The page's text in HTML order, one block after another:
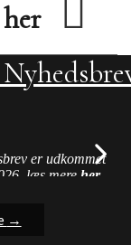
er udkommet
læs mere her
→
→
på
for ved
→